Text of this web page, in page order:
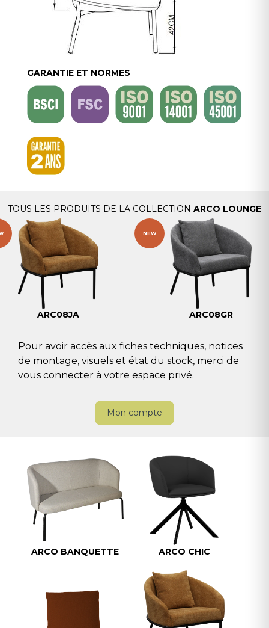
GARANTIE ET NORMES
TOUS LES PRODUITS DE LA COLLECTION ARCO LOUNGE
ARC08JA
NEW
ARC08GR
Pour avoir accès aux fiches techniques, notices
de montage, visuels et état du stock, merci de
vous connecter à votre espace privé.
Mon compte
ARCO BANQUETTE ARCO CHIC